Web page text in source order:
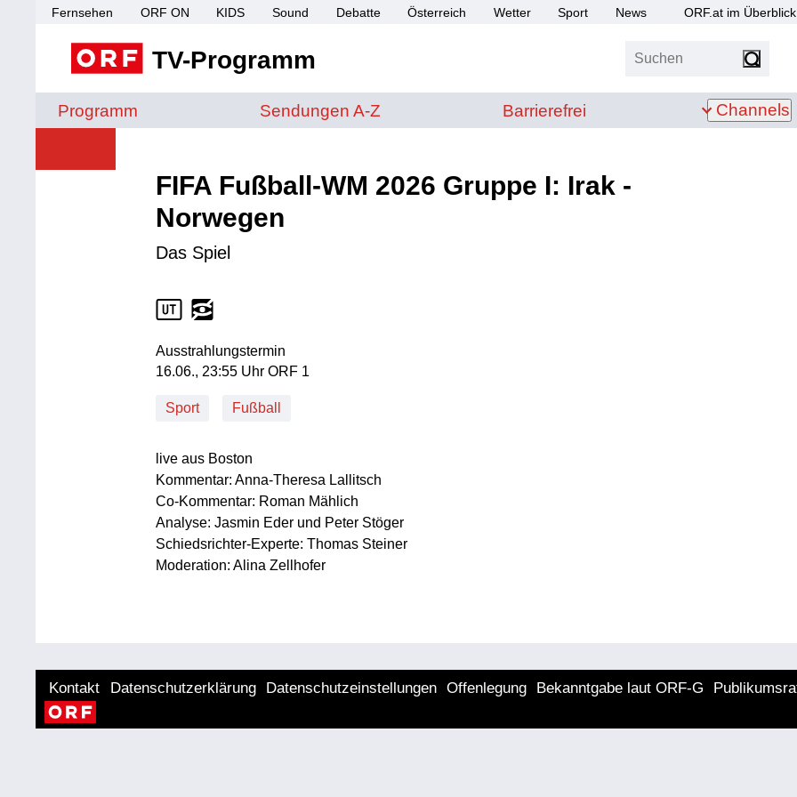
Fernsehen ORF ON KIDS Sound Debatte Österreich Wetter Sport News ORF.at im Überblick
TV-Programm Suchen
Programm Sendungen von A bis Z
Sendungen A-Z Barrierefrei
Barrierefrei Channels
FIFA Fußball-WM 2026 Gruppe I: Irak -
Norwegen
Das Spiel
Ausstrahlungstermin
16. Juni, 23:55 Uhr in ORF 1
16.06., 23:55 Uhr ORF 1
Sport Fußball
live aus Boston
Kommentar: Anna-Theresa Lallitsch
Co-Kommentar: Roman Mählich
Analyse: Jasmin Eder und Peter Stöger
Schiedsrichter-Experte: Thomas Steiner
Moderation: Alina Zellhofer
Kontakt Datenschutzerklärung Datenschutzeinstellungen Offenlegung Bekanntgabe laut ORF-G